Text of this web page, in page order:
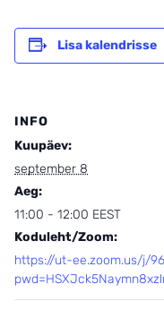
Lisa kalendrisse
INFO
Kuupäev:
september 8
Aeg:
11:00 - 12:00 EEST
Koduleht/Zoom:
https://ut-ee.zoom.us/j/